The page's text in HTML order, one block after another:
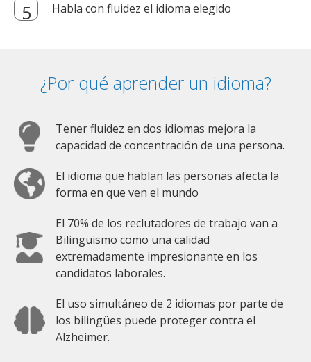
Habla con fluidez el idioma elegido
¿Por qué aprender un idioma?
Tener fluidez en dos idiomas mejora la
capacidad de concentración de una persona.
El idioma que hablan las personas afecta la
forma en que ven el mundo
El 70% de los reclutadores de trabajo van a
Bilingüismo como una calidad
extremadamente impresionante en los
candidatos laborales.
El uso simultáneo de 2 idiomas por parte de
los bilingües puede proteger contra el
Alzheimer.